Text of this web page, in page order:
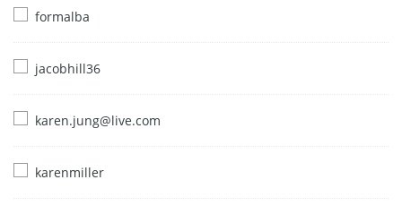
formalba
jacobhill36
karen.jung@live.com
karenmiller